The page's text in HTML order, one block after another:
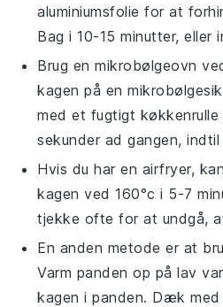
aluminiumsfolie for at
Bag i 10-15 minutter, eller
Brug en mikrobølgeovn
kagen på en
med et fugtigt
sekunder ad gangen,
Hvis du har en airfryer,
kagen ved 160°c i 5-7
tjekke ofte for at undgå,
En anden metode er at
Varm panden op på lav
kagen i panden. Dæk